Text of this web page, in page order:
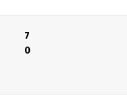
7
0